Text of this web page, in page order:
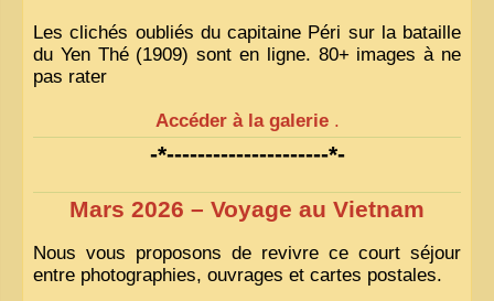
Les clichés oubliés du capitaine Péri sur la bataille
du Yen Thé (1909) sont en ligne. 80+ images à ne
pas rater
Accéder à la galerie .
-*---------------------*-
Mars 2026 – Voyage au Vietnam
Nous vous proposons de revivre ce court séjour
entre photographies, ouvrages et cartes postales.